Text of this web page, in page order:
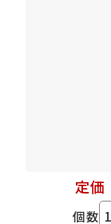
定価
個数